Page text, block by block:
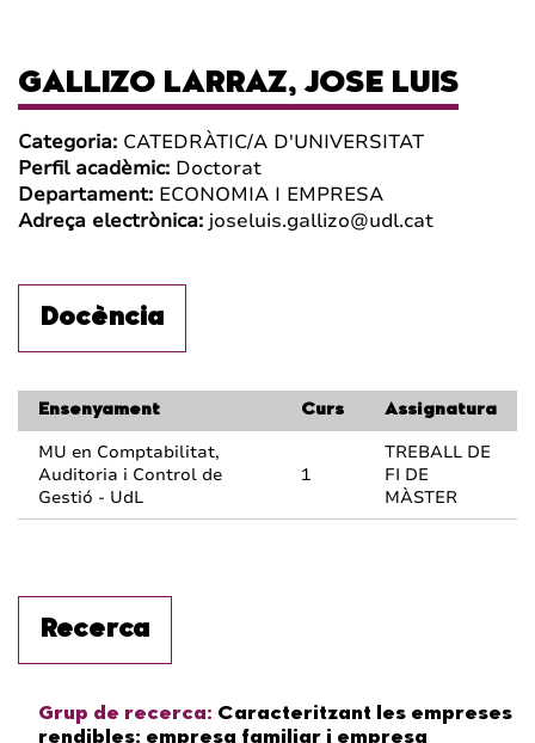
GALLIZO LARRAZ, JOSE LUIS
Categoria: CATEDRÀTIC/A D'UNIVERSITAT
Perfil acadèmic: Doctorat
Departament: ECONOMIA I EMPRESA
Adreça electrònica: joseluis.gallizo@udl.cat
Docència
Ensenyament Curs Assignatura
MU en Comptabilitat,
Auditoria i Control de
Gestió - UdL
1
TREBALL DE
FI DE
MÀSTER
Recerca
Grup de recerca: Caracteritzant les empreses
rendibles: empresa familiar i empresa